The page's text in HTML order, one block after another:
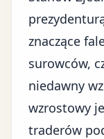
znaczące
surowców,
niedawny
wzrostowy
traderów